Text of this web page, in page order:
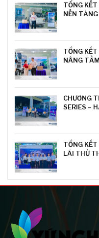
TỔNG
NỀN
TỔNG KẾT
NÂNG
CHƯƠNG
SERIES –
TỔNG
LÁI THỬ